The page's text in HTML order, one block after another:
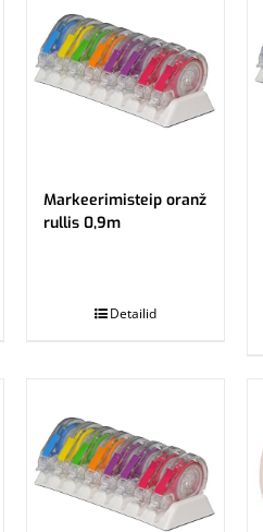
Markeerimisteip oranž
rullis 0,9m
Detailid